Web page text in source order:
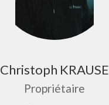
Christoph KRAUSE
Propriétaire